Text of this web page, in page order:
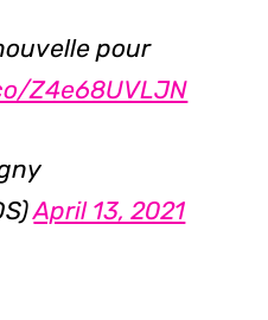
pour
Z4e68UVLJN
April 13, 2021